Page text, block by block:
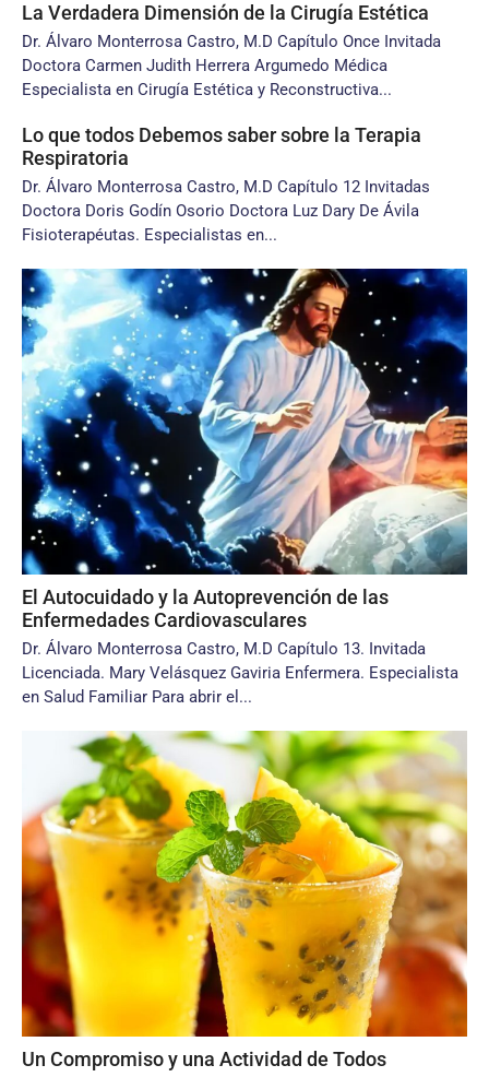
La Verdadera Dimensión de la Cirugía Estética
Dr. Álvaro Monterrosa Castro, M.D Capítulo Once Invitada
Doctora Carmen Judith Herrera Argumedo Médica
Especialista en Cirugía Estética y Reconstructiva...
Lo que todos Debemos saber sobre la Terapia
Respiratoria
Dr. Álvaro Monterrosa Castro, M.D Capítulo 12 Invitadas
Doctora Doris Godín Osorio Doctora Luz Dary De Ávila
Fisioterapéutas. Especialistas en...
El Autocuidado y la Autoprevención de las
Enfermedades Cardiovasculares
Dr. Álvaro Monterrosa Castro, M.D Capítulo 13. Invitada
Licenciada. Mary Velásquez Gaviria Enfermera. Especialista
en Salud Familiar Para abrir el...
Un Compromiso y una Actividad de Todos